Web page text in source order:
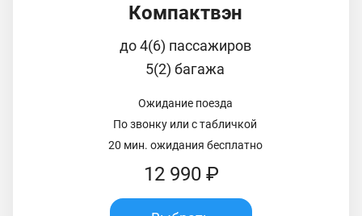
Компактвэн
до 4(6) пассажиров
5(2) багажа
Ожидание поезда
По звонку или с табличкой
20 мин. ожидания бесплатно
12 990 ₽